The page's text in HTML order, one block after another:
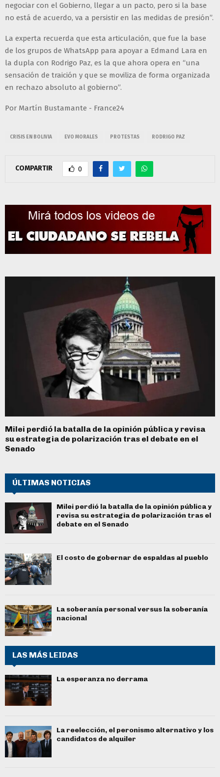
negociar con el Gobierno, llegar a un pacto, pero si la base
no está de acuerdo, va a persistir en las medidas de presión”.
La experta recuerda que esta articulación, que fue la base
de los grupos de WhatsApp para apoyar a Edmand Lara en
la dupla con Rodrigo Paz, es la que ahora opera en “una
sensación de traición y que se moviliza de forma organizada
en rechazo absoluto al gobierno”.
Por Martín Bustamante - France24
CRISIS EN BOLIVIA EVO MORALES PROTESTAS RODRIGO PAZ
COMPARTIR 0
Milei perdió la batalla de la opinión pública y revisa
su estrategia de polarización tras el debate en el
Senado
ÚLTIMAS NOTICIAS
Milei perdió la batalla de la opinión pública y
revisa su estrategia de polarización tras el
debate en el Senado
El costo de gobernar de espaldas al pueblo
La soberanía personal versus la soberanía
nacional
LAS MÁS LEIDAS
La esperanza no derrama
La reelección, el peronismo alternativo y los
candidatos de alquiler